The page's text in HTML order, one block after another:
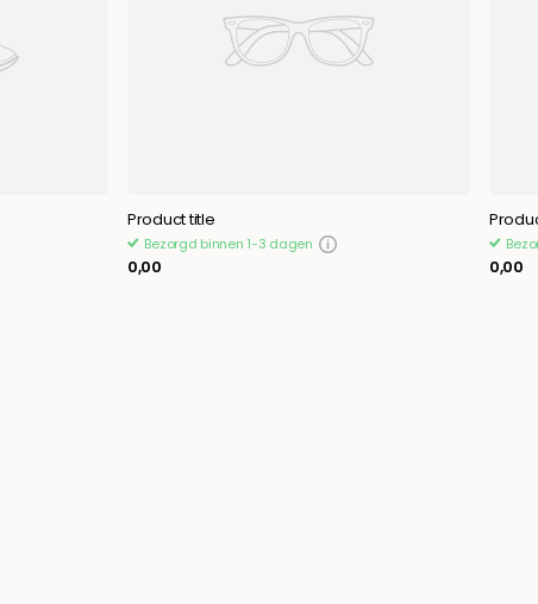
Product title
Bezorgd binnen 1-3 dagen
0,00 0,00